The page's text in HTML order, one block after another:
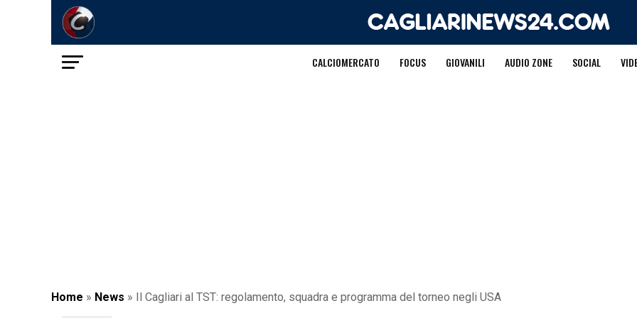
CALCIOMERCATO FOCUS GIOVANILI AUDIO ZONE SOCIAL
Home » News » Il Cagliari al TST: regolamento, squadra e programma del torneo negli USA